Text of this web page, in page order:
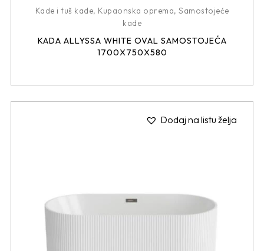
Kade i tuš kade, Kupaonska oprema, Samostojeće
kade
KADA ALLYSSA WHITE OVAL SAMOSTOJEĆA
1700X750X580
Dodaj na listu želja